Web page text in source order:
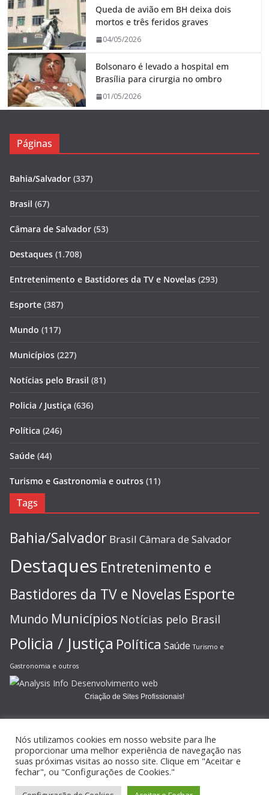
Queda de avião em BH deixa dois
mortos e três feridos graves
04/05/2026
Bolsonaro é levado a hospital em
Brasília para cirurgia no ombro
01/05/2026
Páginas
Bahia/Salvador (337)
Brasil (67)
Câmara de Salvador (53)
Destaques (1.708)
Entretenimento e Bastidores da TV e Novelas (293)
Esporte (387)
Mundo (117)
Municípios (227)
Notícias pelo Brasil (81)
Policia / Justiça (636)
Política (246)
Saúde (44)
Turismo e Gastronomia e outros (11)
Tags
Bahia/Salvador Brasil Câmara de Salvador
Destaques Entretenimento e
Bastidores da TV e Novelas Esporte
Mundo Municípios Notícias pelo Brasil
Policia / Justiça Política Saúde Turismo e
Gastronomia e outros
Criação de Sites Profissionais!
Copyright © 2026JORNAL GAZETA ONLINE
reservados.
Nós utilizamos cookies em nosso website para lhe
proporcionar uma melhor experiência de navegação nas
suas próximas visitas ao nosso site. Clique em "Aceitar e
fechar", ou "Configurações de Cookies."